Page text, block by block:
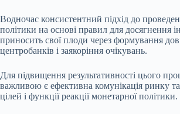
Водночас консистентний підхід до
політики на основі правил для досягнення
приносить свої плоди через формування
центробанків і заякоріння очікувань.
Для підвищення результативності цього
важливою є ефективна комунікація ринку та
цілей і функції реакції монетарної політики.